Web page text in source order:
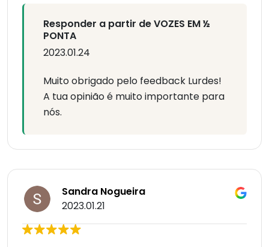
Responder a partir de VOZES EM ½
PONTA
2023.01.24
Muito obrigado pelo feedback Lurdes!
A tua opinião é muito importante para
nós.
Sandra Nogueira
2023.01.21